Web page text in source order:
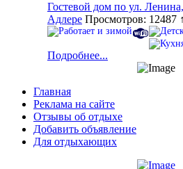
Гостевой дом по ул.
Адлере Просмотров: 12487 ↑
Подробнее...
Главная
Реклама на сайте
Отзывы об отдыхе
Добавить объявление
Для отдыхающих